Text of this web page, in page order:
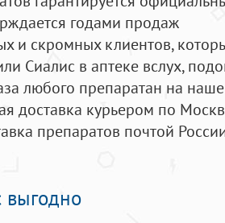
годами продаж
и скромных клиентов,
Сиалис в аптеке вслух,
любого препаратан на
доставка курьером по
препаратов почтой
выгодно